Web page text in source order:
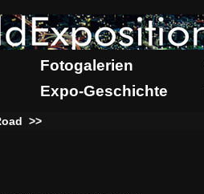
Fotogalerien
Expo-Geschichte
>>